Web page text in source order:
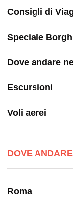
Consigli di
Speciale
Dove andare
Escursioni
Voli aerei
DOVE ANDARE
Roma